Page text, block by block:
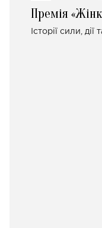
Премія
Історії сили,